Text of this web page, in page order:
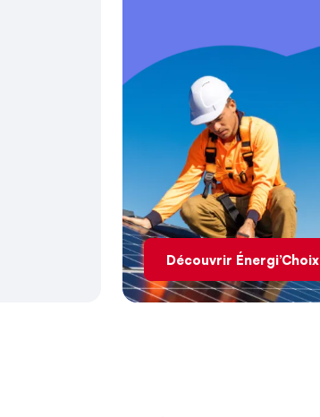
Découvrir Énergi’Choix